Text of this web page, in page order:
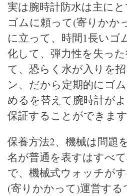
ま
す
実は腕時計防水は主に
ゴムに頼って(寄りかか
に立って、時間1長いゴ
化して、弾力性を失っ
て、恐らく水が入りを
ン、だから定期的にゴ
めるを替えて腕時計が
保証することができます
保養方法2、機械は問題
名が普通を表すはすべ
で、機械式ウォッチが
(寄りかかって)運営する